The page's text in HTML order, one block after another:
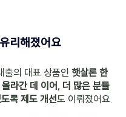
리해졌어요
출의 대표 상품인 햇살론 한
라간 데 이어, 더 많은 분들
록 제도 개선도 이뤄졌어요.